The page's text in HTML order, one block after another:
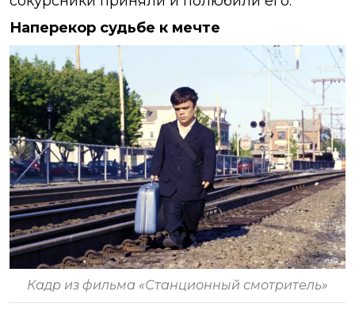
Наперекор судьбе к мечте
Кадр из фильма «Станционный смотритель»